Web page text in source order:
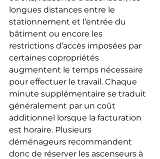
longues distances entre le
stationnement et l’entrée du
bâtiment ou encore les
restrictions d’accès imposées par
certaines copropriétés
augmentent le temps nécessaire
pour effectuer le travail. Chaque
minute supplémentaire se traduit
généralement par un coût
additionnel lorsque la facturation
est horaire. Plusieurs
déménageurs recommandent
donc de réserver les ascenseurs à